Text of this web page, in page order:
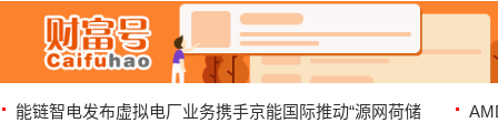
能链智电发布虚拟电厂业务携手京能国际推动“源网荷储